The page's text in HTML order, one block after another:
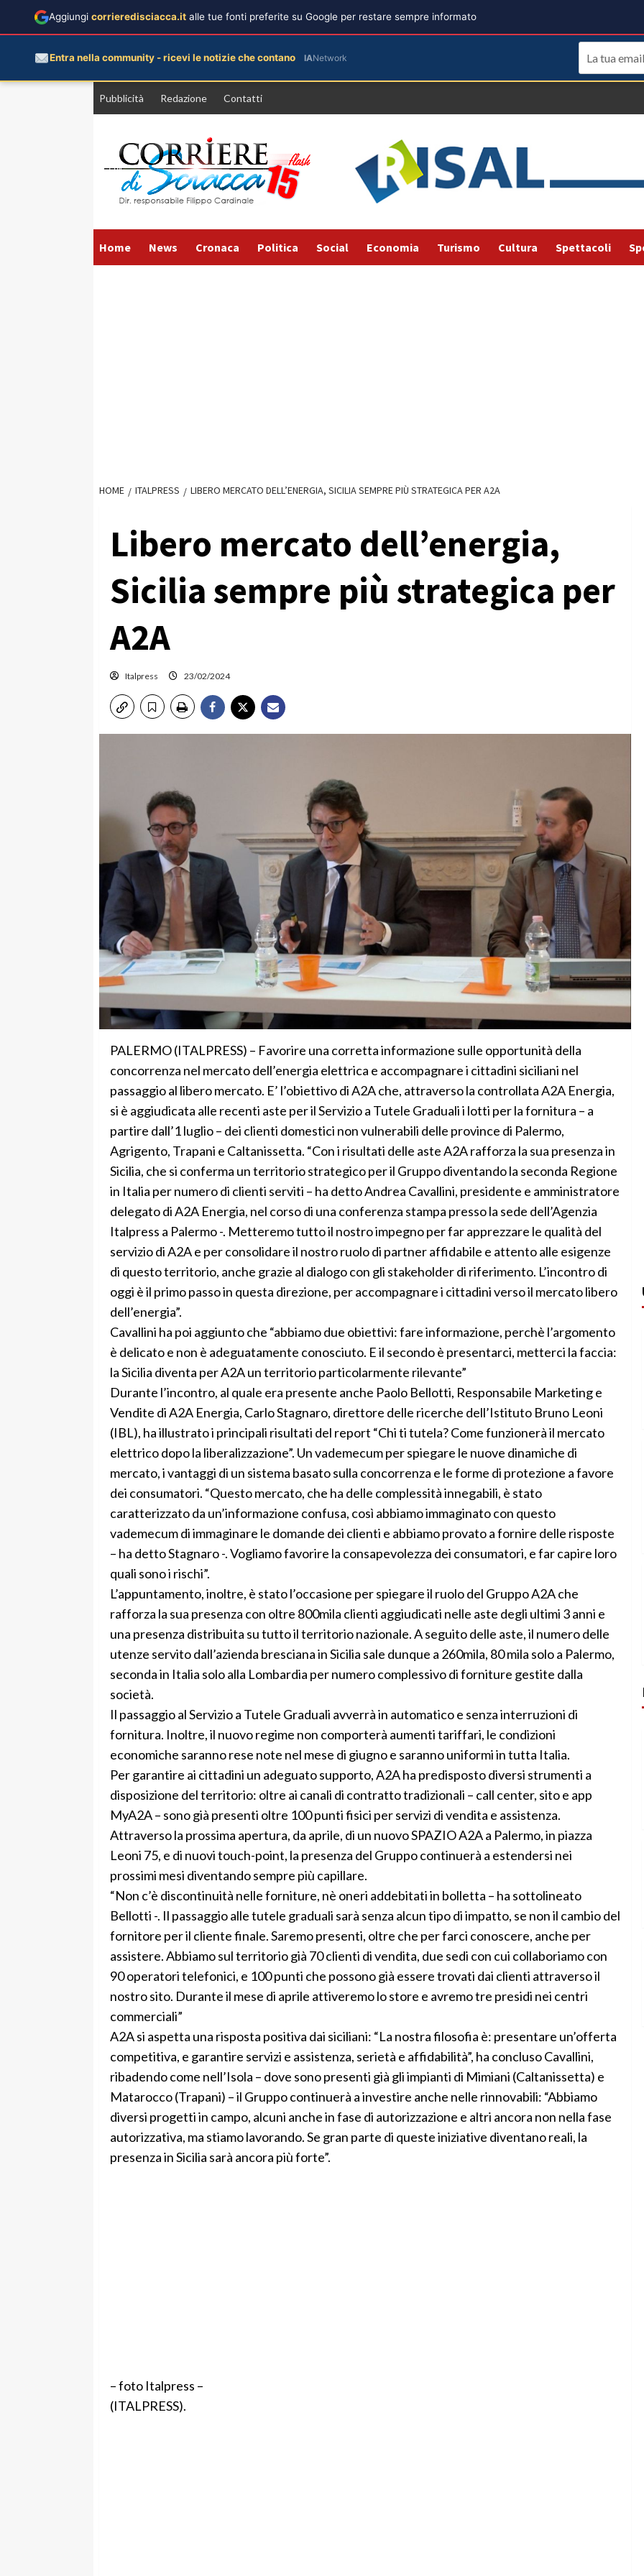
Pubblicità Redazione Contatti
Home News Cronaca Politica Social Economia Turismo Cultura Spettacoli
HOME ITALPRESS LIBERO MERCATO DELL’ENERGIA, SICILIA SEMPRE PIÙ STRATEGICA PER A2A
Libero mercato dell’energia,
Sicilia sempre più strategica per
A2A
Italpress 23/02/2024
PALERMO (ITALPRESS) – Favorire una corretta informazione sulle opportunità della
concorrenza nel mercato dell’energia elettrica e accompagnare i cittadini siciliani nel
passaggio al libero mercato. E’ l’obiettivo di A2A che, attraverso la controllata A2A Energia,
si è aggiudicata alle recenti aste per il Servizio a Tutele Graduali i lotti per la fornitura – a
partire dall’1 luglio – dei clienti domestici non vulnerabili delle province di Palermo,
Agrigento, Trapani e Caltanissetta. “Con i risultati delle aste A2A rafforza la sua presenza in
Sicilia, che si conferma un territorio strategico per il Gruppo diventando la seconda Regione
in Italia per numero di clienti serviti – ha detto Andrea Cavallini, presidente e amministratore
delegato di A2A Energia, nel corso di una conferenza stampa presso la sede dell’Agenzia
Italpress a Palermo -. Metteremo tutto il nostro impegno per far apprezzare le qualità del
servizio di A2A e per consolidare il nostro ruolo di partner affidabile e attento alle esigenze
di questo territorio, anche grazie al dialogo con gli stakeholder di riferimento. L’incontro di
oggi è il primo passo in questa direzione, per accompagnare i cittadini verso il mercato libero
dell’energia”.
Cavallini ha poi aggiunto che “abbiamo due obiettivi: fare informazione, perchè l’argomento
è delicato e non è adeguatamente conosciuto. E il secondo è presentarci, metterci la faccia:
la Sicilia diventa per A2A un territorio particolarmente rilevante”
Durante l’incontro, al quale era presente anche Paolo Bellotti, Responsabile Marketing e
Vendite di A2A Energia, Carlo Stagnaro, direttore delle ricerche dell’Istituto Bruno Leoni
(IBL), ha illustrato i principali risultati del report “Chi ti tutela? Come funzionerà il mercato
elettrico dopo la liberalizzazione”. Un vademecum per spiegare le nuove dinamiche di
mercato, i vantaggi di un sistema basato sulla concorrenza e le forme di protezione a favore
dei consumatori. “Questo mercato, che ha delle complessità innegabili, è stato
caratterizzato da un’informazione confusa, così abbiamo immaginato con questo
vademecum di immaginare le domande dei clienti e abbiamo provato a fornire delle risposte
– ha detto Stagnaro -. Vogliamo favorire la consapevolezza dei consumatori, e far capire loro
quali sono i rischi”.
L’appuntamento, inoltre, è stato l’occasione per spiegare il ruolo del Gruppo A2A che
rafforza la sua presenza con oltre 800mila clienti aggiudicati nelle aste degli ultimi 3 anni e
una presenza distribuita su tutto il territorio nazionale. A seguito delle aste, il numero delle
utenze servito dall’azienda bresciana in Sicilia sale dunque a 260mila, 80 mila solo a Palermo,
seconda in Italia solo alla Lombardia per numero complessivo di forniture gestite dalla
società.
Il passaggio al Servizio a Tutele Graduali avverrà in automatico e senza interruzioni di
fornitura. Inoltre, il nuovo regime non comporterà aumenti tariffari, le condizioni
economiche saranno rese note nel mese di giugno e saranno uniformi in tutta Italia.
Per garantire ai cittadini un adeguato supporto, A2A ha predisposto diversi strumenti a
disposizione del territorio: oltre ai canali di contratto tradizionali – call center, sito e app
MyA2A – sono già presenti oltre 100 punti fisici per servizi di vendita e assistenza.
Attraverso la prossima apertura, da aprile, di un nuovo SPAZIO A2A a Palermo, in piazza
Leoni 75, e di nuovi touch-point, la presenza del Gruppo continuerà a estendersi nei
prossimi mesi diventando sempre più capillare.
“Non c’è discontinuità nelle forniture, nè oneri addebitati in bolletta – ha sottolineato
Bellotti -. Il passaggio alle tutele graduali sarà senza alcun tipo di impatto, se non il cambio del
fornitore per il cliente finale. Saremo presenti, oltre che per farci conoscere, anche per
assistere. Abbiamo sul territorio già 70 clienti di vendita, due sedi con cui collaboriamo con
90 operatori telefonici, e 100 punti che possono già essere trovati dai clienti attraverso il
nostro sito. Durante il mese di aprile attiveremo lo store e avremo tre presidi nei centri
commerciali”
A2A si aspetta una risposta positiva dai siciliani: “La nostra filosofia è: presentare un’offerta
competitiva, e garantire servizi e assistenza, serietà e affidabilità”, ha concluso Cavallini,
ribadendo come nell’Isola – dove sono presenti già gli impianti di Mimiani (Caltanissetta) e
Matarocco (Trapani) – il Gruppo continuerà a investire anche nelle rinnovabili: “Abbiamo
diversi progetti in campo, alcuni anche in fase di autorizzazione e altri ancora non nella fase
autorizzativa, ma stiamo lavorando. Se gran parte di queste iniziative diventano reali, la
presenza in Sicilia sarà ancora più forte”.
– foto Italpress –
(ITALPRESS).
Aggiungi corrieredisciacca.it alle tue fonti preferite su Google per restare sempre informato
Entra nella community - ricevi le notizie che contano IANetwork